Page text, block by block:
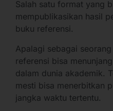
Salah satu format yang
mempublikasikan hasil
buku referensi.
Apalagi sebagai
referensi bisa
dalam dunia akademik.
mesti bisa menerbitkan
jangka waktu tertentu.